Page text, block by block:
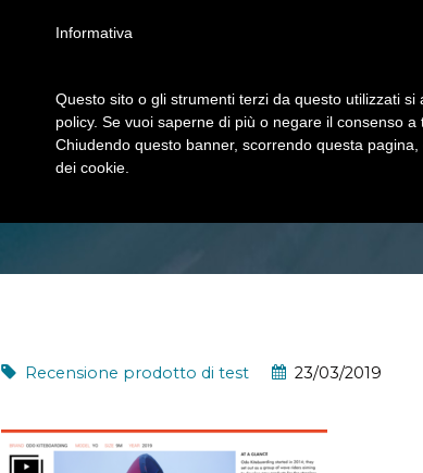
RECENSIONE TEST YO
Recensione prodotto di test 23/03/2019
Informativa
Questo sito o gli strumenti terzi da questo utilizzati
policy. Se vuoi saperne di più o negare il consenso
Chiudendo questo banner, scorrendo questa
dei cookie.